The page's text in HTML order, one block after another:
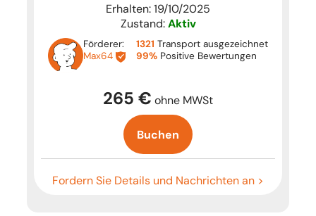
Erhalten: 19/10/2025
Zustand:Aktiv
Förderer:
Max64
1321 Transport ausgezeichnet
99% Positive Bewertungen
265 € ohne MWSt
Buchen
Fordern Sie Details und Nachrichten an >